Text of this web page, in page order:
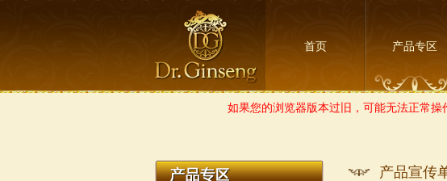
首页 产品专区
如果您的浏览器版本过旧，可能无法正常
产品宣传